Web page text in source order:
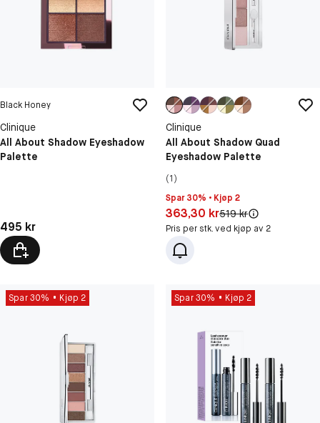
Black Honey
Clinique
All About Shadow Eyeshadow
Palette
Pris: 495 kr
495 kr
Clinique
All About Shadow Quad
Eyeshadow Palette
(1)
Spar 30% • Kjøp 2
Pris: 363,30 kr
363,30 krOriginal pris:
519 kr
Pris per stk. ved kjøp av 2
Spar 30% Kjøp 2 Spar 30% Kjøp 2